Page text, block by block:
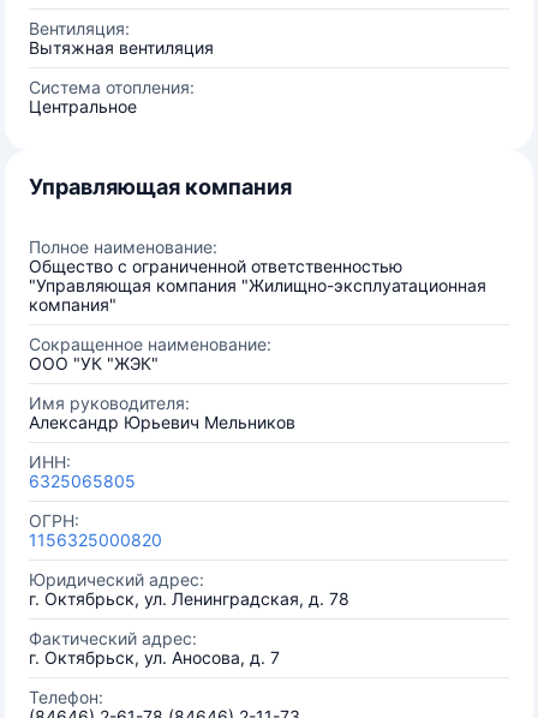
Вентиляция:
Вытяжная вентиляция
Система отопления:
Центральное
Управляющая компания
Полное наименование:
Общество с ограниченной ответственностью
"Управляющая компания "Жилищно-эксплуатационная
компания"
Сокращенное наименование:
ООО "УК "ЖЭК"
Имя руководителя:
Александр Юрьевич Мельников
ИНН:
6325065805
ОГРН:
1156325000820
Юридический адрес:
г. Октябрьск, ул. Ленинградская, д. 78
Фактический адрес:
г. Октябрьск, ул. Аносова, д. 7
Телефон: